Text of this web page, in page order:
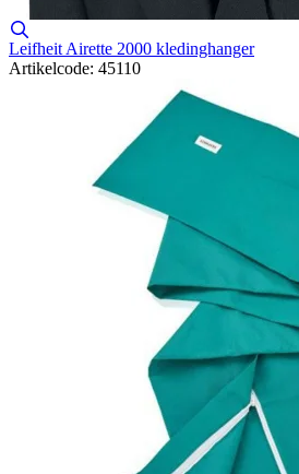
Leifheit Airette 2000 kledinghanger
Artikelcode: 45110